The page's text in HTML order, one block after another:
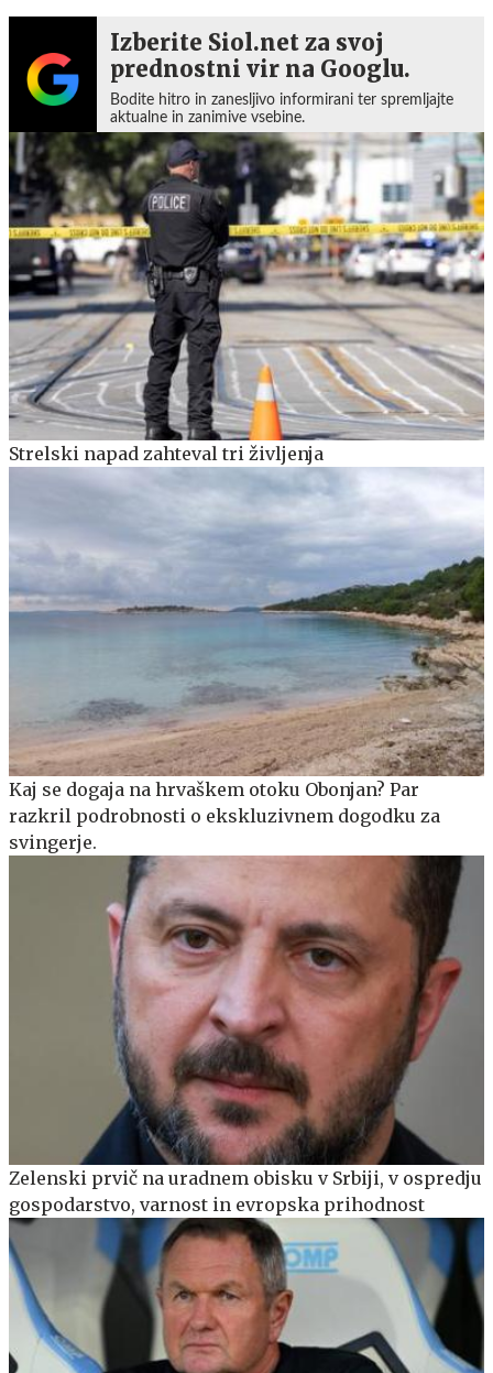
Izberite Siol.net za svoj
prednostni vir na Googlu.
Bodite hitro in zanesljivo informirani ter spremljajte
aktualne in zanimive vsebine.
Strelski napad zahteval tri življenja
Kaj se dogaja na hrvaškem otoku Obonjan? Par
razkril podrobnosti o ekskluzivnem dogodku za
svingerje.
Zelenski prvič na uradnem obisku v Srbiji, v ospredju
gospodarstvo, varnost in evropska prihodnost